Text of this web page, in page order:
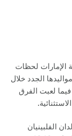
لحظات
الجدد خلال
لعبت الفرق
.
الفلبينيان